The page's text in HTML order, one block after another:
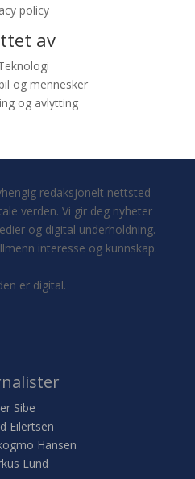
policy
av
og mennesker
og avlytting
redaksjonelt nettsted
verden. Vi gir deg nyheter
og digital underholdning.
interesse og kunnskap.
er digital.
Sibe
Eilertsen
Hansen
Lund